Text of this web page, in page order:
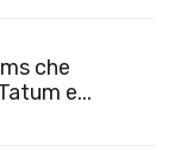
che
e...